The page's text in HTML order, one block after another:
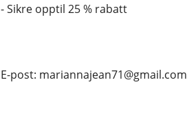
- Sikre opptil 25 % rabatt
E-post: mariannajean71@gmail.com